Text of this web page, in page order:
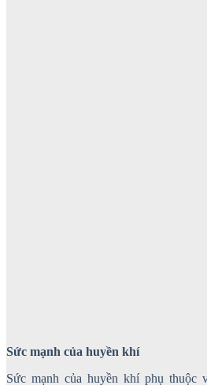
Sức mạnh của huyền khí
Sức mạnh của huyền khí phụ thuộc